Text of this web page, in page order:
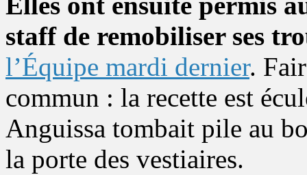
staff de remobiliser ses
l’Équipe mardi dernier.
commun : la recette est
Anguissa tombait pile au
la porte des vestiaires.